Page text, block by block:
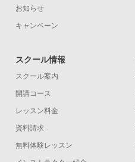
お知らせ
キャンペーン
スクール情報
スクール案内
開講コース
レッスン料金
資料請求
無料体験レッスン